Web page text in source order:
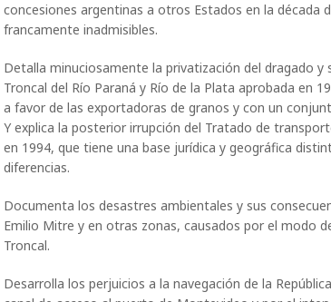
concesiones argentinas a otros Estados en la década
francamente inadmisibles.
Detalla minuciosamente la privatización del dragado y
Troncal del Río Paraná y Río de la Plata aprobada en
a favor de las exportadoras de granos y con un
Y explica la posterior irrupción del Tratado de
en 1994, que tiene una base jurídica y geográfica
diferencias.
Documenta los desastres ambientales y sus
Emilio Mitre y en otras zonas, causados por el modo
Troncal.
Desarrolla los perjuicios a la navegación de la